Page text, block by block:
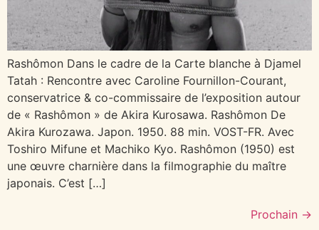
Rashômon Dans le cadre de la Carte blanche à Djamel
Tatah : Rencontre avec Caroline Fournillon-Courant,
conservatrice & co-commissaire de l’exposition autour
de « Rashômon » de Akira Kurosawa. Rashômon De
Akira Kurozawa. Japon. 1950. 88 min. VOST-FR. Avec
Toshiro Mifune et Machiko Kyo. Rashômon (1950) est
une œuvre charnière dans la filmographie du maître
japonais. C’est […]
Prochain →